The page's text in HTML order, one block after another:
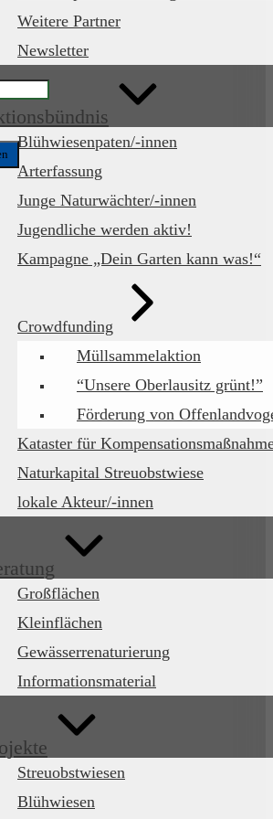
Weitere Partner
Newsletter
Blühwiesenpaten/-innen
Arterfassung
Junge Naturwächter/-innen
Jugendliche werden aktiv!
Kampagne „Dein Garten kann was!“
Crowdfunding
Müllsammelaktion
“Unsere Oberlausitz grünt!”
Förderung von
Kataster für
Naturkapital Streuobstwiese
lokale Akteur/-innen
Großflächen
Kleinflächen
Gewässerrenaturierung
Informationsmaterial
Streuobstwiesen
Blühwiesen